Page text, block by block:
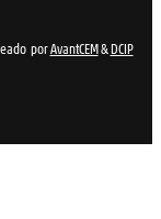
porAvantCEM & DCIP